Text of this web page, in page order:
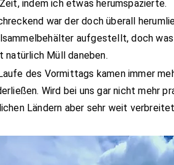
indem ich etwas herumspazierte.
war der doch überall
aufgestellt, doch
natürlich Müll daneben.
des Vormittags kamen immer
Wird bei uns gar nicht mehr
Ländern aber sehr weit